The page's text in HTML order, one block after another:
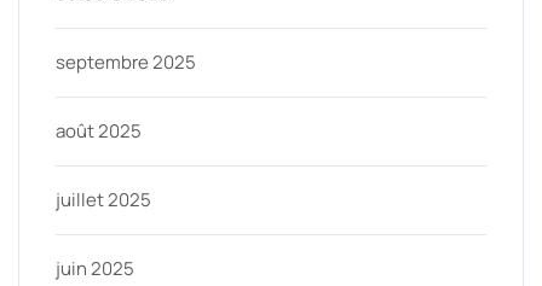
septembre 2025
août 2025
juillet 2025
juin 2025